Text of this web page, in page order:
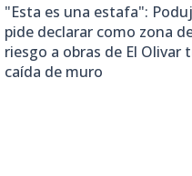
"Esta es una estafa":
pide declarar como zona
riesgo a obras de El Olivar
caída de muro